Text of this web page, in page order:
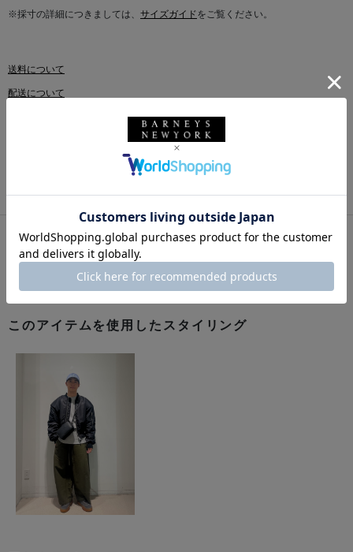
※採寸の詳細につきましては、 サイズガイドをご覧ください。
送料について
配送について
このアイテムをシェアする
このアイテムを使用したスタイリング